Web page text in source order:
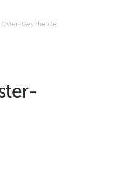
Oster-Geschenke